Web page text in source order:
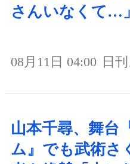
さんいなくて…」
08月11日 04:00 日
山本千尋、舞台
ム』でも武術